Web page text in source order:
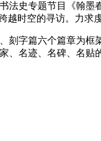
史专题节目《翰墨
时空的寻访。力求
字篇六个篇章为框
、名迹、名碑、名